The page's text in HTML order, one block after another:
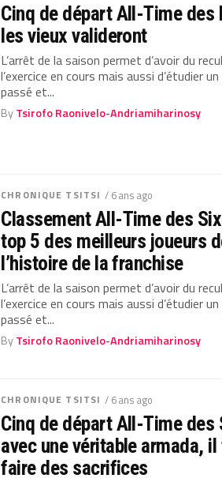
Cinq de départ All-Time des
les vieux valideront
L’arrêt de la saison permet d’avoir du
l’exercice en cours mais aussi d’étudier
passé et...
ByTsirofo Raonivelo-Andriamiharinosy
CHRONIQUE TSITSI / 6 ans ago
Classement All-Time des
top 5 des meilleurs joueurs
l’histoire de la franchise
L’arrêt de la saison permet d’avoir du
l’exercice en cours mais aussi d’étudier
passé et...
ByTsirofo Raonivelo-Andriamiharinosy
CHRONIQUE TSITSI / 6 ans ago
Cinq de départ All-Time des
avec une véritable armada,
faire des sacrifices